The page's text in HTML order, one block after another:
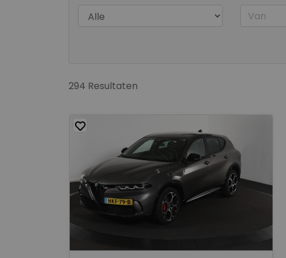
294 Resultaten